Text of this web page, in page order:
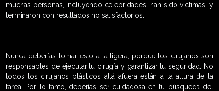
muchas personas, incluyendo celebridades, han sido victimas, y
terminaron con resultados no satisfactorios.
Nunca deberías tomar esto a la ligera, porque los cirujanos son
responsables de ejecutar tu cirugía y garantizar tu seguridad. No
todos los cirujanos plásticos allá afuera están a la altura de la
tarea. Por lo tanto, deberías ser cuidadosa en tu búsqueda del